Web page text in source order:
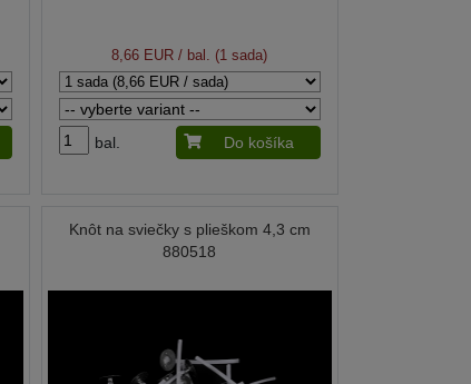
8,66 EUR / bal. (1 sada)
bal. Do košíka
Knôt na sviečky s plieškom 4,3 cm
880518